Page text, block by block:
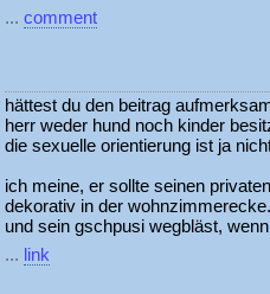
... comment
hättest du den beitrag
herr weder hund noch kinder
die sexuelle orientierung ist ja
ich meine, er sollte seinen
dekorativ in der
und sein gschpusi wegbläst,
... link